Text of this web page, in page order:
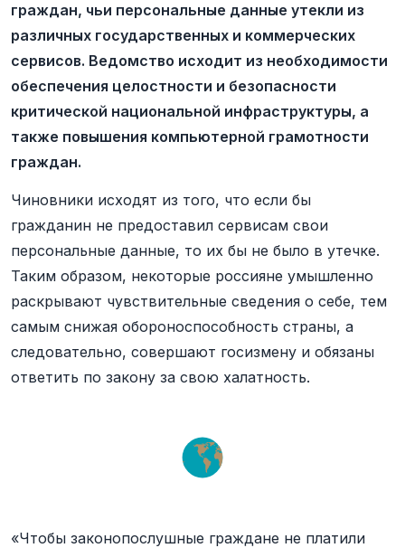
граждан, чьи персональные данные утекли из
различных государственных и коммерческих
сервисов. Ведомство исходит из необходимости
обеспечения целостности и безопасности
критической национальной инфраструктуры, а
также повышения компьютерной грамотности
граждан.
Чиновники исходят из того, что если бы
гражданин не предоставил сервисам свои
персональные данные, то их бы не было в утечке.
Таким образом, некоторые россияне умышленно
раскрывают чувствительные сведения о себе, тем
самым снижая обороноспособность страны, а
следовательно, совершают госизмену и обязаны
ответить по закону за свою халатность.
«Чтобы законопослушные граждане не платили